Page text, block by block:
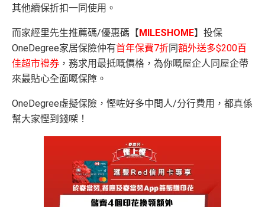
其他續保折扣一同使用。
而家經里先生推薦碼/優惠碼【 MILESHOME】投保
OneDegree家居保險仲有首年保費7折同額外送多$200百
佳超市禮券 ，務求用最抵嘅價格，為你嘅屋企人同屋企帶
來最貼心全面嘅保障。
OneDegree虛擬保險，慳咗好多中間人/分行費用，都真係
幫大家慳到錢㗎！